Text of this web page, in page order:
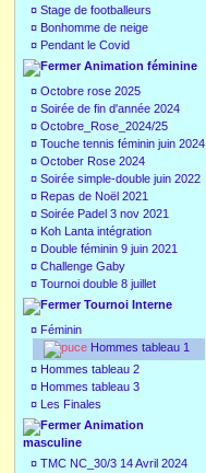
¤ Stage de footballeurs
¤ Bonhomme de neige
¤ Pendant le Covid
Animation féminine
¤ Octobre rose 2025
¤ Soirée de fin d'année 2024
¤ Octobre_Rose_2024/25
¤ Touche tennis féminin juin 2024
¤ October Rose 2024
¤ Soirée simple-double juin 2022
¤ Repas de Noël 2021
¤ Soirée Padel 3 nov 2021
¤ Koh Lanta intégration
¤ Double féminin 9 juin 2021
¤ Challenge Gaby
¤ Tournoi double 8 juillet
Tournoi Interne
¤ Féminin
Hommes tableau 1
¤ Hommes tableau 2
¤ Hommes tableau 3
¤ Les Finales
Animation
masculine
¤ TMC NC_30/3 14 Avril 2024